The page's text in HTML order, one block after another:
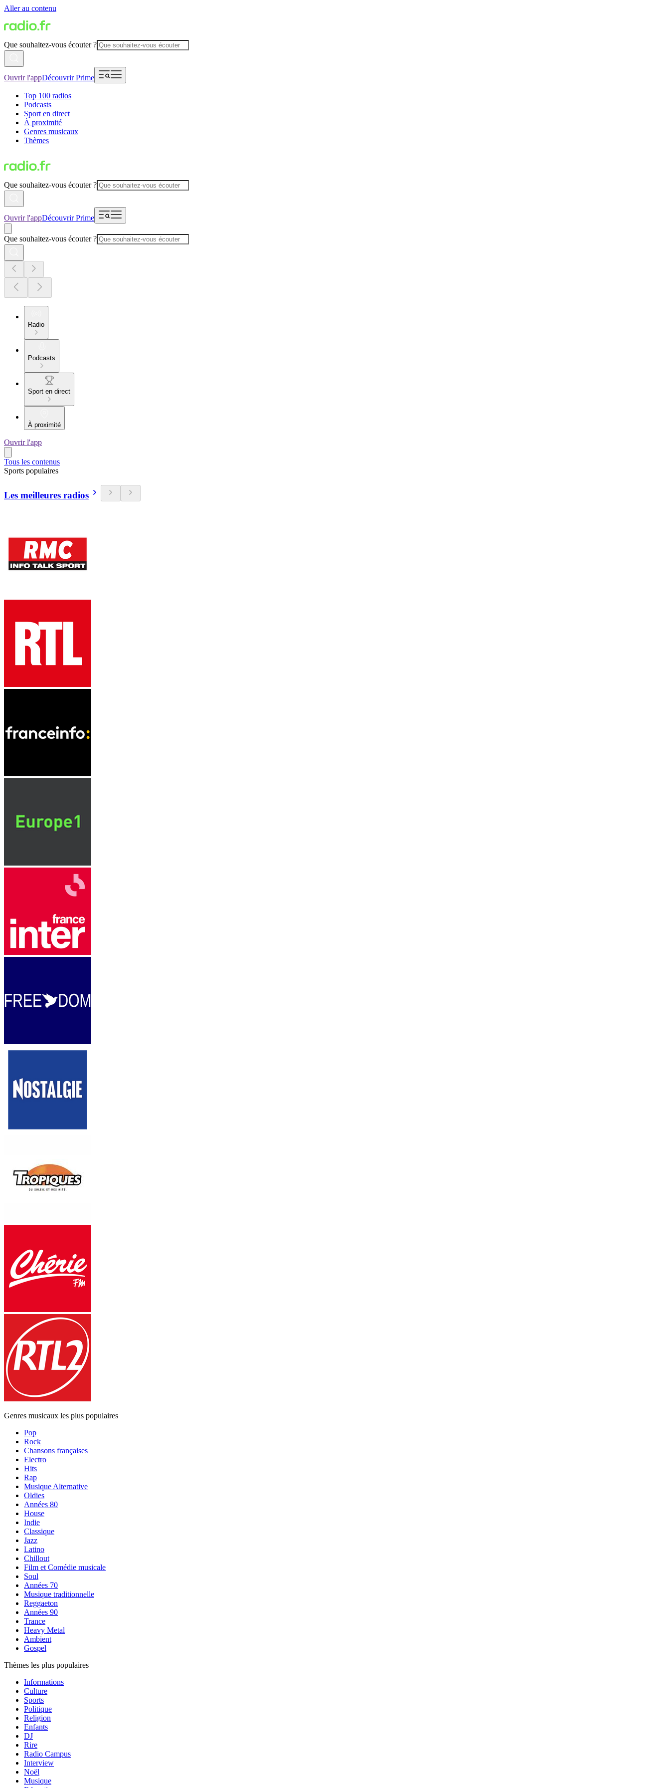
Aller au contenu
Que souhaitez-vous écouter ?
Ouvrir l'appDécouvrir Prime
Top 100 radios
Podcasts
Sport en direct
À proximité
Genres musicaux
Thèmes
Que souhaitez-vous écouter ?
Ouvrir l'appDécouvrir Prime
Que souhaitez-vous écouter ?
Radio
Podcasts
Sport en direct
À proximité
Ouvrir l'app
Tous les contenus
Sports populaires
Les meilleures radios
Genres musicaux les plus populaires
Pop
Rock
Chansons françaises
Electro
Hits
Rap
Musique Alternative
Oldies
Années 80
House
Indie
Classique
Jazz
Latino
Chillout
Film et Comédie musicale
Soul
Années 70
Musique traditionnelle
Reggaeton
Années 90
Trance
Heavy Metal
Ambient
Gospel
Thèmes les plus populaires
Informations
Culture
Sports
Politique
Religion
Enfants
DJ
Rire
Radio Campus
Interview
Noël
Musique